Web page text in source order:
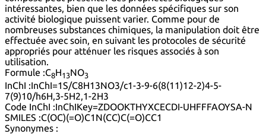
intéressantes, bien que les données spécifiques sur son
activité biologique puissent varier. Comme pour de
nombreuses substances chimiques, la manipulation doit être
effectuée avec soin, en suivant les protocoles de sécurité
appropriés pour atténuer les risques associés à son
utilisation.
Formule :C8H13NO3
InChI :InChI=1S/C8H13NO3/c1-3-9-6(8(11)12-2)4-5-
7(9)10/h6H,3-5H2,1-2H3
Code InChI :InChIKey=ZDOOKTHYXCECDI-UHFFFAOYSA-N
SMILES :C(OC)(=O)C1N(CC)C(=O)CC1
Synonymes :